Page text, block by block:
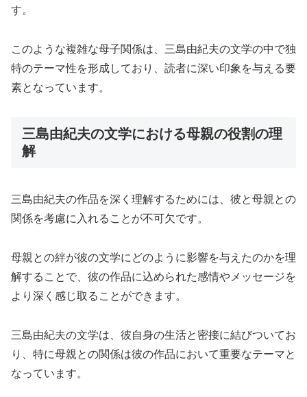
す。
このような複雑な母子関係は、三島由紀夫の文学の中で独
特のテーマ性を形成しており、読者に深い印象を与える要
素となっています。
三島由紀夫の文学における母親の役割の理
解
三島由紀夫の作品を深く理解するためには、彼と母親との
関係を考慮に入れることが不可欠です。
母親との絆が彼の文学にどのように影響を与えたのかを理
解することで、彼の作品に込められた感情やメッセージを
より深く感じ取ることができます。
三島由紀夫の文学は、彼自身の生活と密接に結びついてお
り、特に母親との関係は彼の作品において重要なテーマと
なっています。